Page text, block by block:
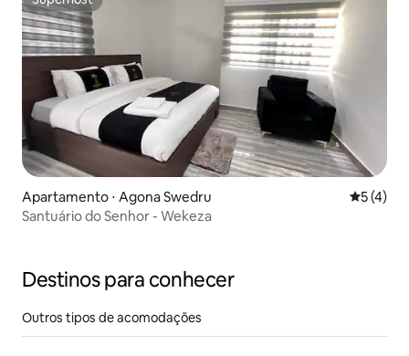
Superhost
Apartamento ⋅ Agona Swedru 5 de
5 (4)
Santuário do Senhor - Wekeza
Destinos para conhecer
Outros tipos de acomodações